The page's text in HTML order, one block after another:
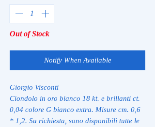
Out of Stock
Notify When Available
Giorgio Visconti
Ciondolo in oro bianco 18 kt. e brillanti ct.
0,04 colore G bianco extra. Misure cm. 0,6
* 1,2. Su richiesta, sono disponibili tutte le